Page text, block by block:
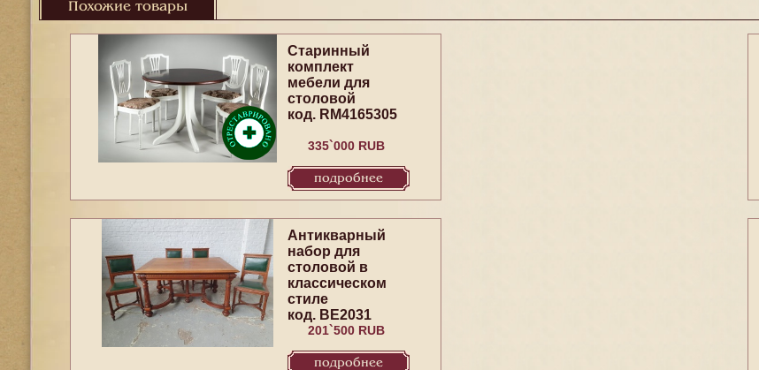
Похожие товары
Старинный
комплект
мебели для
столовой
код. RM4165305
335`000 RUB
подробнее
Антикварный
набор для
столовой в
классическом
стиле
код. BE2031
201`500 RUB
подробнее